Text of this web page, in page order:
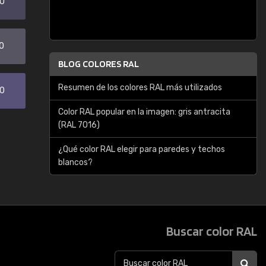
BLOG COLORES RAL
Resumen de los colores RAL más utilizados
Color RAL popular en la imagen: gris antracita
(RAL 7016)
¿Qué color RAL elegir para paredes y techos
blancos?
Buscar color RAL